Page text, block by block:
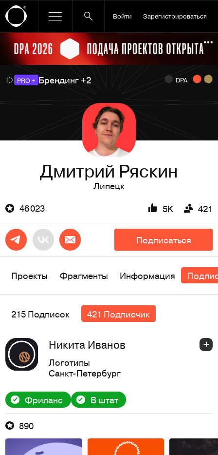
Войти Зарегистрироваться
Ссылка баннера
PRO + Брендинг +2 DPA
Дмитрий Ряскин
Липецк
46 023
5K 421
Подписаться
Проекты Фрагменты Информация
215 Подписок 421 Подписчик
Никита Иванов
Логотипы
Санкт-Петербург
Фриланс В штат
890